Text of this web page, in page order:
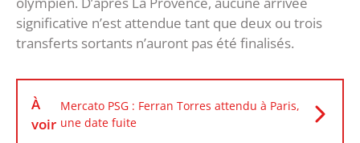
significative n’est attendue tant que deux ou trois
transferts sortants n’auront pas été finalisés.
À
voir
Mercato PSG : Ferran Torres attendu à Paris,
une date fuite